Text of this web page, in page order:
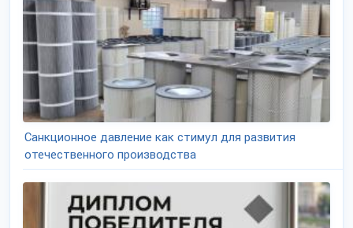
Санкционное давление как стимул для развития
отечественного производства